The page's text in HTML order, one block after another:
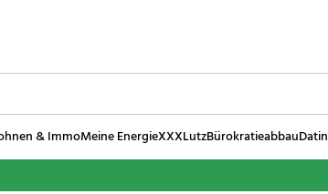
& ImmoMeine EnergieXXXLutzBürokratieabbau